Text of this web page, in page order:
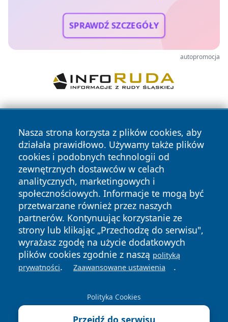
SPRAWDŹ SZCZEGÓŁY
autopromocja
Nasza strona korzysta z plików cookies, aby
działała prawidłowo. Używamy także plików
cookies i podobnych technologii od
zewnętrznych dostawców w celach
analitycznych, marketingowych i
społecznościowych. Informacje te mogą być
przetwarzane również przez naszych
partnerów. Kontynuując korzystanie ze
strony lub klikając „Przechodzę do serwisu",
wyrażasz zgodę na użycie dodatkowych
plików cookies zgodnie z naszą polityką
prywatności. Zaawansowane ustawienia .
Polityka Cookies
Przejdź do serwisu
Copyright © 2026 kochamsiedlce.pl Wszystkie prawa
zastrzeżone.
News Autorzy
Polityka
Prywatności
Polityka
Cookies